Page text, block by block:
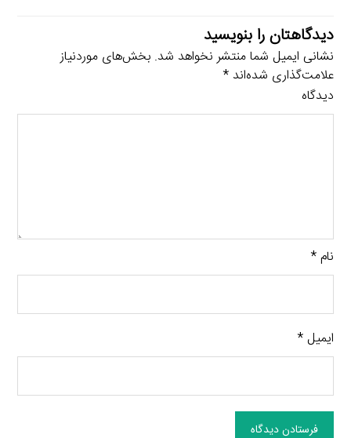
دیدگاهتان را بنویسید
نشانی ایمیل شما منتشر نخواهد شد. بخش‌های موردنیاز
علامت‌گذاری شده‌اند*
دیدگاه
نام*
ایمیل*
فرستادن دیدگاه